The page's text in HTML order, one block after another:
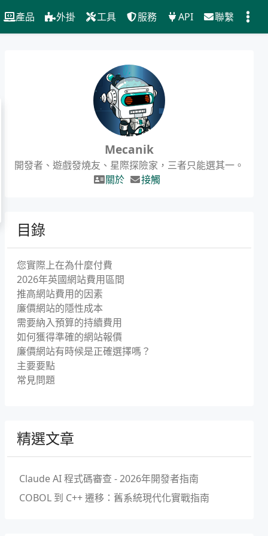
產品 外掛 工具 服務 API 聯繫
Mecanik
開發者、遊戲發燒友、星際探險家，三者只能選其一。
關於
接觸
目錄
您實際上在為什麼付費
2026年英國網站費用區間
推高網站費用的因素
廉價網站的隱性成本
需要納入預算的持續費用
如何獲得準確的網站報價
廉價網站有時候是正確選擇嗎？
主要要點
常見問題
精選文章
Claude AI 程式碼審查 - 2026年開發者指南
COBOL 到 C++ 遷移：舊系統現代化實戰指南